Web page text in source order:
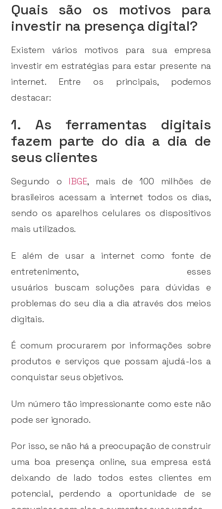
Quais são os motivos para
investir na presença digital?
Existem vários motivos para sua empresa
investir em estratégias para estar presente na
internet. Entre os principais, podemos
destacar:
1. As ferramentas digitais
fazem parte do dia a dia de
seus clientes
Segundo o IBGE, mais de 100 milhões de
brasileiros acessam a internet todos os dias,
sendo os aparelhos celulares os dispositivos
mais utilizados.
E além de usar a internet como fonte de
entretenimento, esses
usuários buscam soluções para dúvidas e
problemas do seu dia a dia através dos meios
digitais.
É comum procurarem por informações sobre
produtos e serviços que possam ajudá-los a
conquistar seus objetivos.
Um número tão impressionante como este não
pode ser ignorado.
Por isso, se não há a preocupação de construir
uma boa presença online, sua empresa está
deixando de lado todos estes clientes em
potencial, perdendo a oportunidade de se